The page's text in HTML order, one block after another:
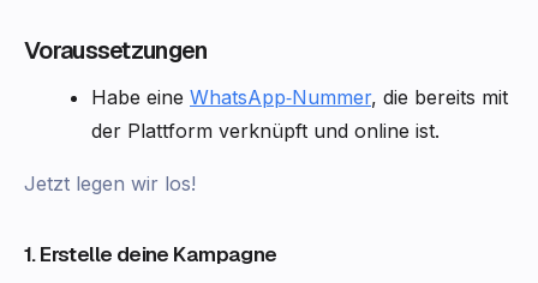
Voraussetzungen
Habe eine WhatsApp‑Nummer, die bereits mit
der Plattform verknüpft und online ist.
Jetzt legen wir los!
1. Erstelle deine Kampagne